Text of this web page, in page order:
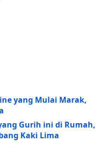
yang Mulai Marak,
Gurih ini di Rumah,
Kaki Lima